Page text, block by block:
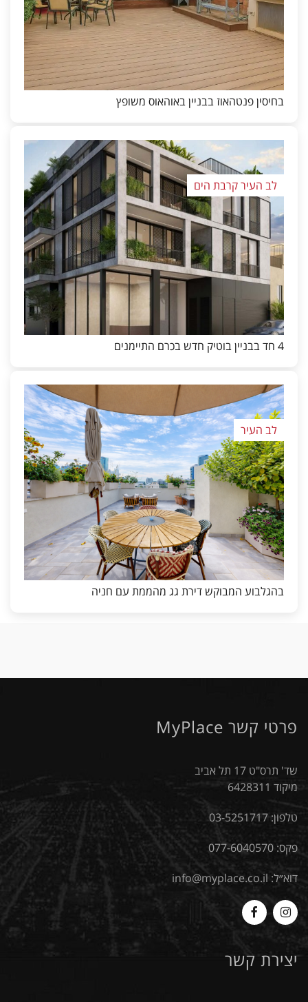
בחיסין פנטהאוז בבניין באוהאוס משופץ
לב העיר קרבת הים
4 חד בבניין בוטיק חדש בכרם התיימנים
לב העיר
בהגלבוע המבוקש דירת גג מהממת עם חניה
פרטי קשר MyPlace
שד' תרס"ט 17 תל אביב
מיקוד 6428311
טלפון:03-5251717
פקס: 077-6040570
דוא״ל: info@myplace.co.il
Myplace
-
Instagram
MyPlace
Facebook
יצירת קשר